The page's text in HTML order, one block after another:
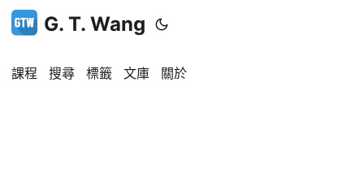
G. T. Wang
課程 搜尋 標籤 文庫 關於